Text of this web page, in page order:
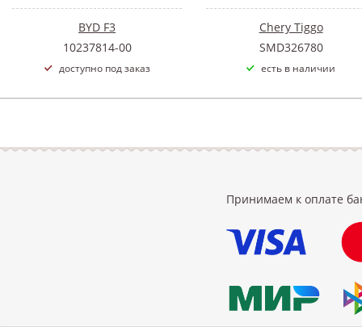
BYD F3
10237814-00
доступно под заказ
Chery Tiggo
SMD326780
есть в наличии
Принимаем к оплате